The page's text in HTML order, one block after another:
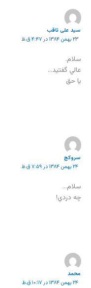
سید علی ثاقب
۲۳ بهمن ۱۳۸۴ در ۴:۴۷ ق.ظ
سلام.
عالي گفتيد…
يا حق
سروکج
۲۴ بهمن ۱۳۸۴ در ۷:۵۹ ق.ظ
سلام…
چه دردي!
محمد
۲۴ بهمن ۱۳۸۴ در ۱۰:۱۷ ق.ظ